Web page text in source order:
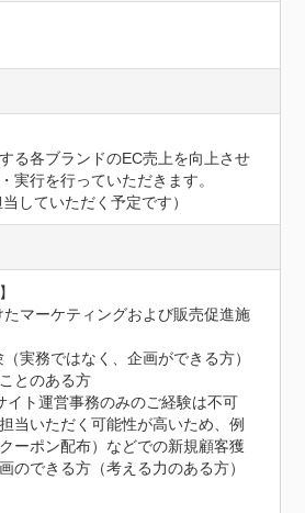
る各ブランドのEC売上を向上させ
実行を行っていただきます。
していただく予定です）
たマーケティングおよび販売促進施
実務ではなく、企画ができる方）
とのある方
ト運営事務のみのご経験は不可
当いただく可能性が高いため、例
ーポン配布）などでの新規顧客獲
のできる方（考える力のある方）